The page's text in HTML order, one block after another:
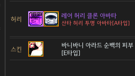
허리 레어 허리 클론 아바타
산타 허리 투명 아바타[A타입]
스킨
바니바니 아라드 순백의 피부
[E타입]